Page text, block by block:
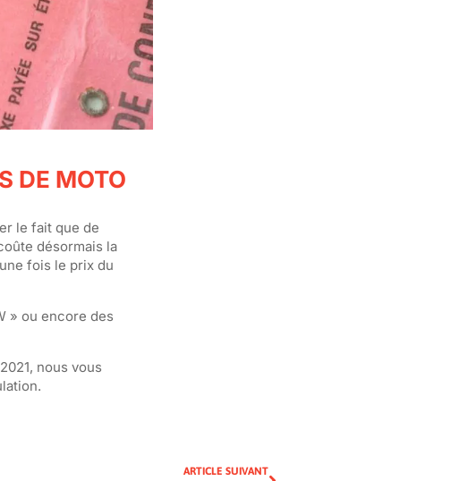
DE MOTO
le fait que de
désormais la
fois le prix du
» ou encore des
nous vous
ARTICLE SUIVANT